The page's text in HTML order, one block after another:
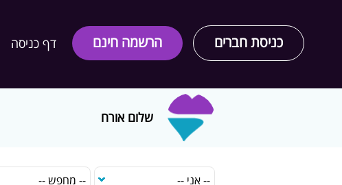
כניסת חברים הרשמה חינם דף כניסה
שלום אורח